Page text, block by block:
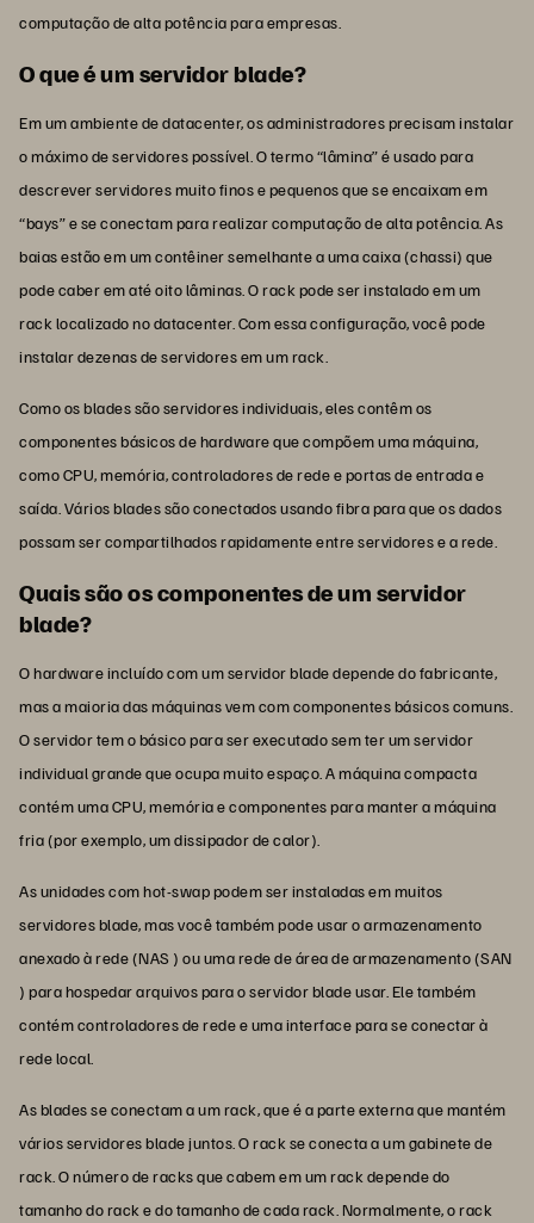
computação de alta potência para empresas.
O que é um servidor blade?
Em um ambiente de datacenter, os administradores precisam instalar
o máximo de servidores possível. O termo “lâmina” é usado para
descrever servidores muito finos e pequenos que se encaixam em
“bays” e se conectam para realizar computação de alta potência. As
baias estão em um contêiner semelhante a uma caixa (chassi) que
pode caber em até oito lâminas. O rack pode ser instalado em um
rack localizado no datacenter. Com essa configuração, você pode
instalar dezenas de servidores em um rack.
Como os blades são servidores individuais, eles contêm os
componentes básicos de hardware que compõem uma máquina,
como CPU, memória, controladores de rede e portas de entrada e
saída. Vários blades são conectados usando fibra para que os dados
possam ser compartilhados rapidamente entre servidores e a rede.
Quais são os componentes de um servidor
blade?
O hardware incluído com um servidor blade depende do fabricante,
mas a maioria das máquinas vem com componentes básicos comuns.
O servidor tem o básico para ser executado sem ter um servidor
individual grande que ocupa muito espaço. A máquina compacta
contém uma CPU, memória e componentes para manter a máquina
fria (por exemplo, um dissipador de calor).
As unidades com hot-swap podem ser instaladas em muitos
servidores blade, mas você também pode usar o armazenamento
anexado à rede (NAS ) ou uma rede de área de armazenamento (SAN
) para hospedar arquivos para o servidor blade usar. Ele também
contém controladores de rede e uma interface para se conectar à
rede local.
As blades se conectam a um rack, que é a parte externa que mantém
vários servidores blade juntos. O rack se conecta a um gabinete de
rack. O número de racks que cabem em um rack depende do
tamanho do rack e do tamanho de cada rack. Normalmente, o rack